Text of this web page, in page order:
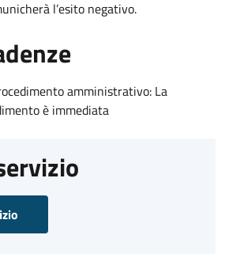
l’esito negativo.
amministrativo: La
è immediata